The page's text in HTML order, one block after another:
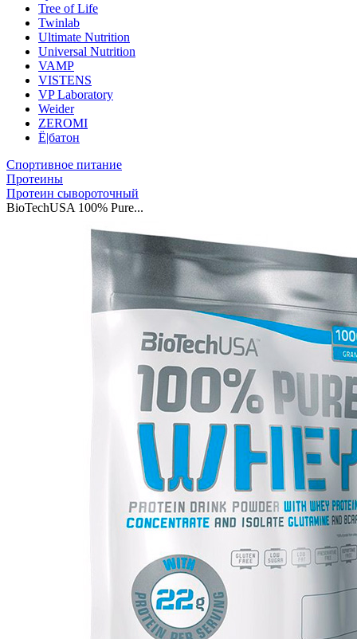
Tree of Life
Twinlab
Ultimate Nutrition
Universal Nutrition
VAMP
VISTENS
VP Laboratory
Weider
ZEROMI
Ё|батон
Спортивное питание
Протеины
Протеин сывороточный
BioTechUSA 100% Pure...